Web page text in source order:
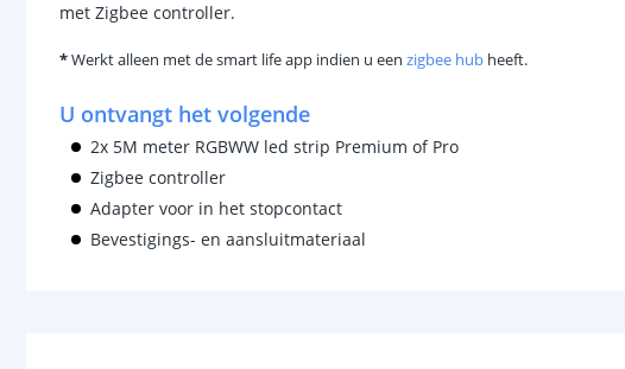
met Zigbee controller.
*Werkt alleen met de smart life app indien u een zigbee hub heeft.
U ontvangt het volgende
2x 5M meter RGBWW led strip Premium of Pro
Zigbee controller
Adapter voor in het stopcontact
Bevestigings- en aansluitmateriaal